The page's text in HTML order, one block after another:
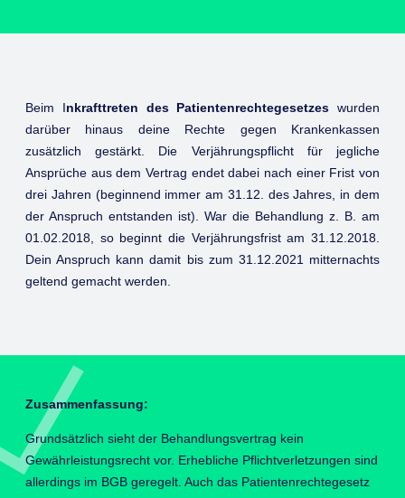
Beim Inkrafttreten des Patientenrechtegesetzes wurden
darüber hinaus deine Rechte gegen Krankenkassen
zusätzlich gestärkt. Die Verjährungspflicht für jegliche
Ansprüche aus dem Vertrag endet dabei nach einer Frist von
drei Jahren (beginnend immer am 31.12. des Jahres, in dem
der Anspruch entstanden ist). War die Behandlung z. B. am
01.02.2018, so beginnt die Verjährungsfrist am 31.12.2018.
Dein Anspruch kann damit bis zum 31.12.2021 mitternachts
geltend gemacht werden.
Zusammenfassung:
Grundsätzlich sieht der Behandlungsvertrag kein
Gewährleistungsrecht vor. Erhebliche Pflichtverletzungen sind
allerdings im BGB geregelt. Auch das Patientenrechtegesetz